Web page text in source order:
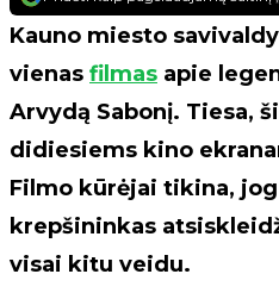
Kauno miesto
vienas filmas apie
Arvydą Sabonį. Tiesa,
didiesiems kino
Filmo kūrėjai tikina,
krepšininkas
visai kitu veidu.